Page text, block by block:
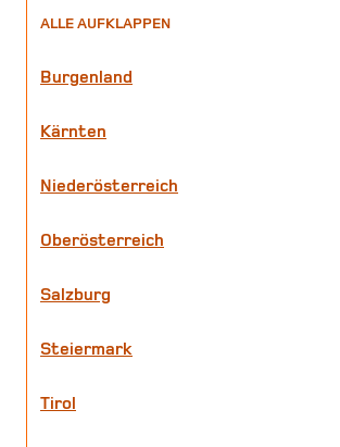
ALLE AUFKLAPPEN
Burgenland
Kärnten
Niederösterreich
Oberösterreich
Salzburg
Steiermark
Tirol